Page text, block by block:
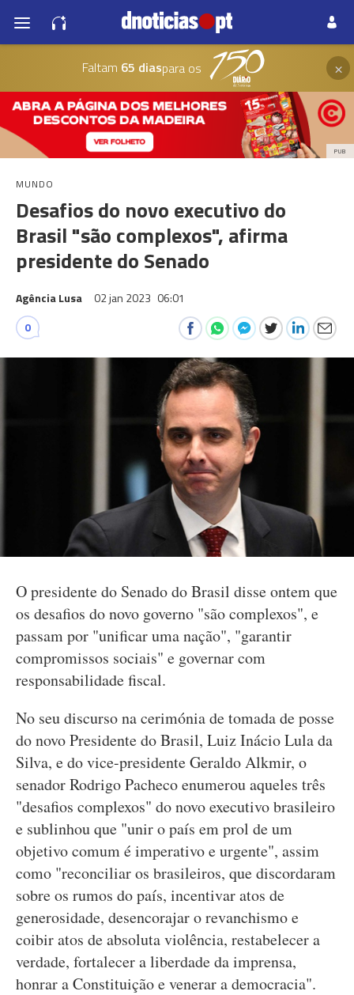
Faltam 65 diaspara os ×
PUB
MUNDO
Desafios do novo executivo do
Brasil "são complexos", afirma
presidente do Senado
Agência Lusa 02 jan 2023 06:01
0
O presidente do Senado do Brasil disse ontem que
os desafios do novo governo "são complexos", e
passam por "unificar uma nação", "garantir
compromissos sociais" e governar com
responsabilidade fiscal.
No seu discurso na cerimónia de tomada de posse
do novo Presidente do Brasil, Luiz Inácio Lula da
Silva, e do vice-presidente Geraldo Alkmir, o
senador Rodrigo Pacheco enumerou aqueles três
"desafios complexos" do novo executivo brasileiro
e sublinhou que "unir o país em prol de um
objetivo comum é imperativo e urgente", assim
como "reconciliar os brasileiros, que discordaram
sobre os rumos do país, incentivar atos de
generosidade, desencorajar o revanchismo e
coibir atos de absoluta violência, restabelecer a
verdade, fortalecer a liberdade da imprensa,
honrar a Constituição e venerar a democracia".